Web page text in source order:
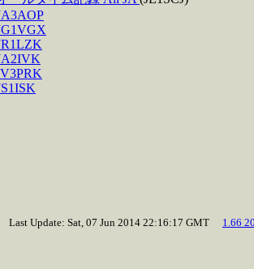
Last Update: Sat, 07 Jun 2014 22:16:17 GMT 1.66